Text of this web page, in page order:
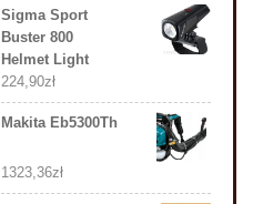
Sigma Sport
Buster 800
Helmet Light
224,90zł
Makita Eb5300Th
1323,36zł